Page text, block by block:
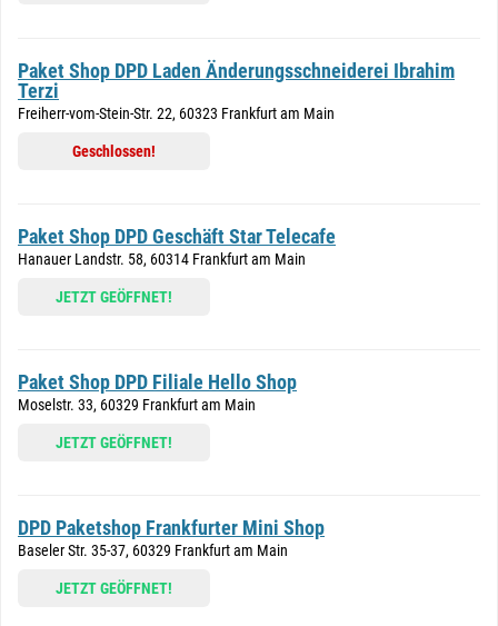
Paket Shop DPD Laden Änderungsschneiderei Ibrahim
Terzi
Freiherr-vom-Stein-Str. 22, 60323 Frankfurt am Main
Geschlossen!
Paket Shop DPD Geschäft Star Telecafe
Hanauer Landstr. 58, 60314 Frankfurt am Main
JETZT GEÖFFNET!
Paket Shop DPD Filiale Hello Shop
Moselstr. 33, 60329 Frankfurt am Main
JETZT GEÖFFNET!
DPD Paketshop Frankfurter Mini Shop
Baseler Str. 35-37, 60329 Frankfurt am Main
JETZT GEÖFFNET!